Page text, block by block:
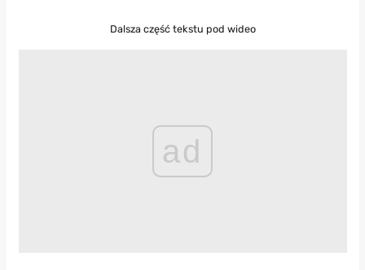
Dalsza część tekstu pod wideo
ad